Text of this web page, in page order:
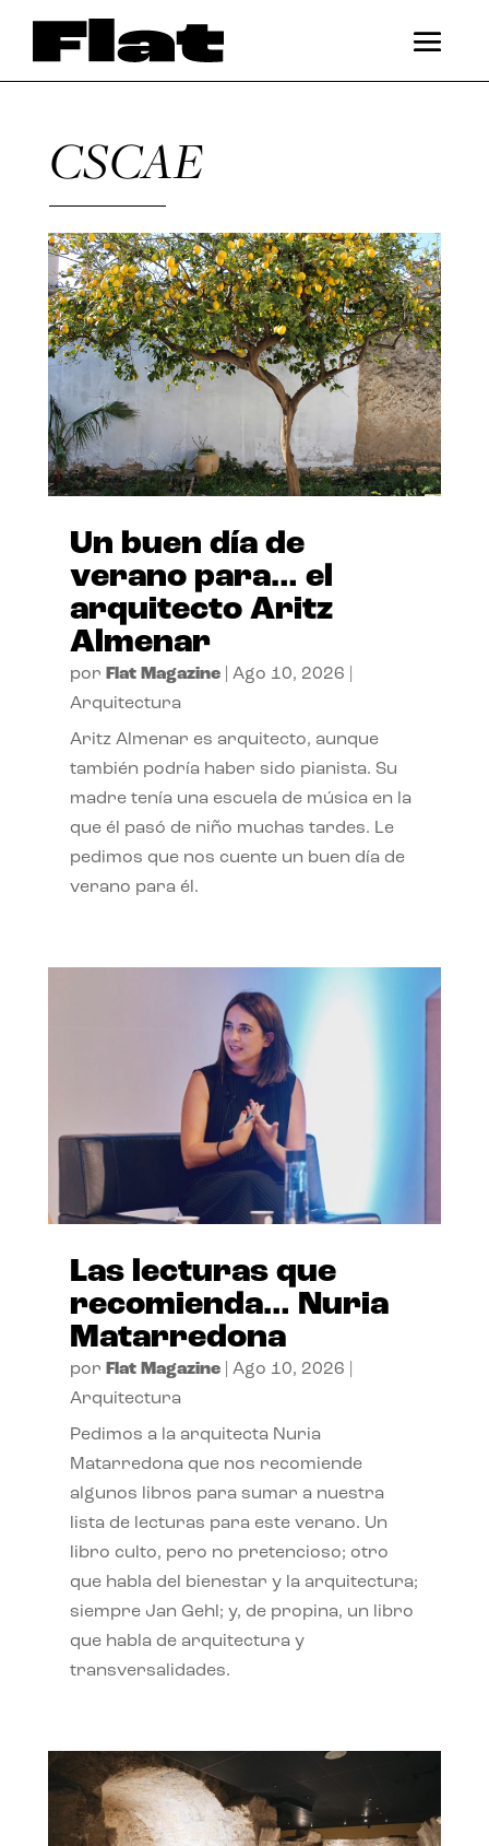
CSCAE
Un buen día de
verano para… el
arquitecto Aritz
Almenar
por Flat Magazine| Ago 10, 2026
Arquitectura
Aritz Almenar es arquitecto, aunque
también podría haber sido pianista. Su
madre tenía una escuela de música en la
que él pasó de niño muchas tardes. Le
pedimos que nos cuente un buen día de
verano para él.
Las lecturas que
recomienda… Nuria
Matarredona
por Flat Magazine| Ago 10, 2026
Arquitectura
Pedimos a la arquitecta Nuria
Matarredona que nos recomiende
algunos libros para sumar a nuestra
lista de lecturas para este verano. Un
libro culto, pero no pretencioso; otro
que habla del bienestar y la arquitectura;
siempre Jan Gehl; y, de propina, un libro
que habla de arquitectura y
transversalidades.